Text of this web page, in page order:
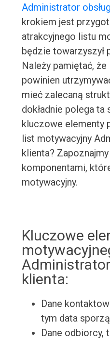
Administrator
krokiem jest
atrakcyjnego listu
będzie towarzyszył
Należy pamiętać,
powinien
mieć zalecaną
dokładnie polega ta
kluczowe elementy
list motywacyjny
klienta?
komponentami,
motywacyjny.
Kluczowe
klienta:
Dane
tym data
Dane odbiorcy,